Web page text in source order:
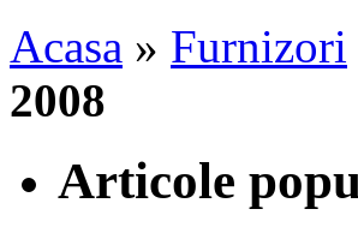
Acasa » Furnizori
2008
Articole